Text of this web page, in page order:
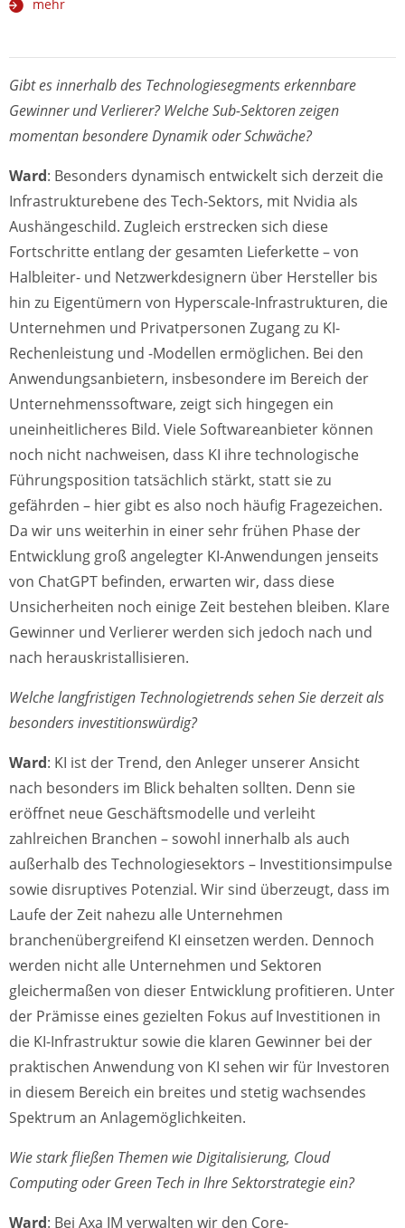
mehr
Gibt es innerhalb des Technologiesegments erkennbare
Gewinner und Verlierer? Welche Sub-Sektoren zeigen
momentan besondere Dynamik oder Schwäche?
Ward: Besonders dynamisch entwickelt sich derzeit die
Infrastrukturebene des Tech-Sektors, mit Nvidia als
Aushängeschild. Zugleich erstrecken sich diese
Fortschritte entlang der gesamten Lieferkette – von
Halbleiter- und Netzwerkdesignern über Hersteller bis
hin zu Eigentümern von Hyperscale-Infrastrukturen, die
Unternehmen und Privatpersonen Zugang zu KI-
Rechenleistung und -Modellen ermöglichen. Bei den
Anwendungsanbietern, insbesondere im Bereich der
Unternehmenssoftware, zeigt sich hingegen ein
uneinheitlicheres Bild. Viele Softwareanbieter können
noch nicht nachweisen, dass KI ihre technologische
Führungsposition tatsächlich stärkt, statt sie zu
gefährden – hier gibt es also noch häufig Fragezeichen.
Da wir uns weiterhin in einer sehr frühen Phase der
Entwicklung groß angelegter KI-Anwendungen jenseits
von ChatGPT befinden, erwarten wir, dass diese
Unsicherheiten noch einige Zeit bestehen bleiben. Klare
Gewinner und Verlierer werden sich jedoch nach und
nach herauskristallisieren.
Welche langfristigen Technologietrends sehen Sie derzeit als
besonders investitionswürdig?
Ward: KI ist der Trend, den Anleger unserer Ansicht
nach besonders im Blick behalten sollten. Denn sie
eröffnet neue Geschäftsmodelle und verleiht
zahlreichen Branchen – sowohl innerhalb als auch
außerhalb des Technologiesektors – Investitionsimpulse
sowie disruptives Potenzial. Wir sind überzeugt, dass im
Laufe der Zeit nahezu alle Unternehmen
branchenübergreifend KI einsetzen werden. Dennoch
werden nicht alle Unternehmen und Sektoren
gleichermaßen von dieser Entwicklung profitieren. Unter
der Prämisse eines gezielten Fokus auf Investitionen in
die KI-Infrastruktur sowie die klaren Gewinner bei der
praktischen Anwendung von KI sehen wir für Investoren
in diesem Bereich ein breites und stetig wachsendes
Spektrum an Anlagemöglichkeiten.
Wie stark fließen Themen wie Digitalisierung, Cloud
Computing oder Green Tech in Ihre Sektorstrategie ein?
Ward: Bei Axa IM verwalten wir den Core-